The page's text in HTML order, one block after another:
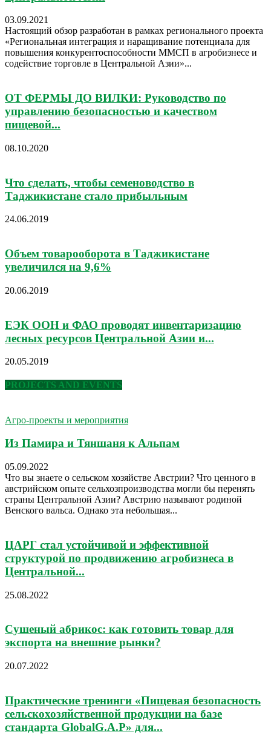
03.09.2021
Настоящий обзор разработан в рамках регионального проекта
«Региональная интеграция и наращивание потенциала для
повышения конкурентоспособности ММСП в агробизнесе и
содействие торговле в Центральной Азии»...
ОТ ФЕРМЫ ДО ВИЛКИ: Руководство по
управлению безопасностью и качеством
пищевой...
08.10.2020
Что сделать, чтобы семеноводство в
Таджикистане стало прибыльным
24.06.2019
Объем товарооборота в Таджикистане
увеличился на 9,6%
20.06.2019
ЕЭК ООН и ФАО проводят инвентаризацию
лесных ресурсов Центральной Азии и...
20.05.2019
PROJECTS AND EVENTS
Агро-проекты и мероприятия
Из Памира и Тяншаня к Альпам
05.09.2022
Что вы знаете о сельском хозяйстве Австрии? Что ценного в
австрийском опыте сельхозпроизводства могли бы перенять
страны Центральной Азии? Австрию называют родиной
Венского вальса. Однако эта небольшая...
ЦАРГ стал устойчивой и эффективной
структурой по продвижению агробизнеса в
Центральной...
25.08.2022
Сушеный абрикос: как готовить товар для
экспорта на внешние рынки?
20.07.2022
Практические тренинги «Пищевая безопасность
сельскохозяйственной продукции на базе
стандарта GlobalG.A.P» для...